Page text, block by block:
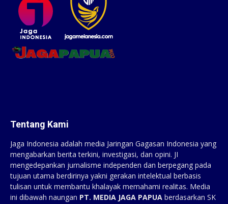
Tentang Kami
Jaga Indonesia adalah media Jaringan Gagasan Indonesia yang
mengabarkan berita terkini, investigasi, dan opini. JI
mengedepankan jurnalisme independen dan berpegang pada
tujuan utama berdirinya yakni gerakan intelektual berbasis
tulisan untuk membantu khalayak memahami realitas. Media
ini dibawah naungan PT. MEDIA JAGA PAPUA berdasarkan SK